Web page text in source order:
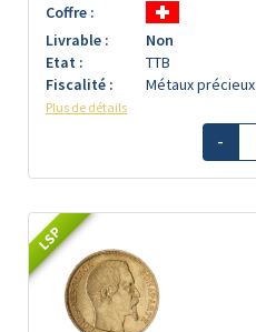
Coffre :
Livrable :
Non
Etat :
TTB
Fiscalité :
Métaux précieux
Plus de détails
-
LSP